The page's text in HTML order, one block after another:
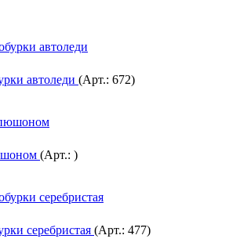
автоледи (Арт.: 672)
(Арт.: )
серебристая (Арт.: 477)